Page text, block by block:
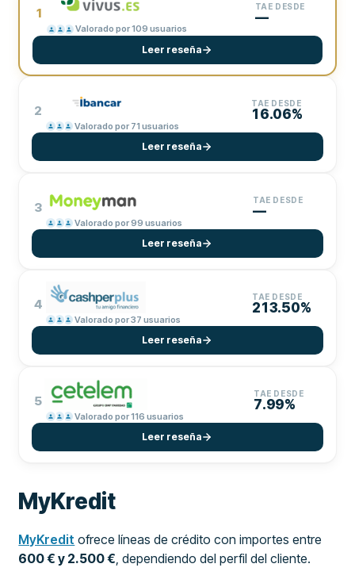
1
Valorado por 109 usuarios
TAE DESDE
—
Leer reseña
2
Valorado por 71 usuarios
TAE DESDE
16.06%
Leer reseña
3
Valorado por 99 usuarios
TAE DESDE
—
Leer reseña
4
Valorado por 37 usuarios
TAE DESDE
213.50%
Leer reseña
5
Valorado por 116 usuarios
TAE DESDE
7.99%
Leer reseña
MyKredit
MyKredit ofrece líneas de crédito con importes entre
600 € y 2.500 €, dependiendo del perfil del cliente.